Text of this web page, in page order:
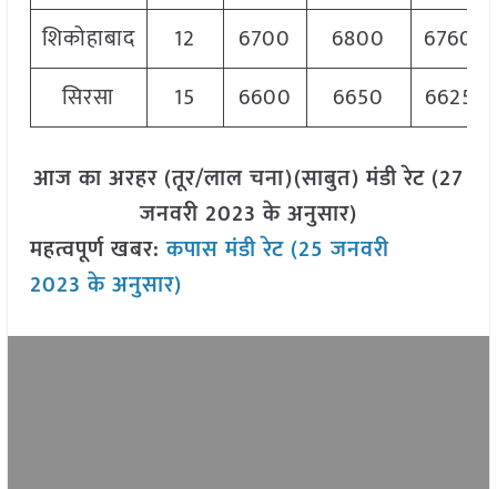
शिकोहाबाद
12 6700 6800
6760
सिरसा
15 6600 6650 6625
आज का अरहर (तूर/लाल चना)(साबुत) मंडी रेट (27
जनवरी 2023 के अनुसार)
महत्वपूर्ण खबर:कपास मंडी रेट (25 जनवरी
2023 के अनुसार)